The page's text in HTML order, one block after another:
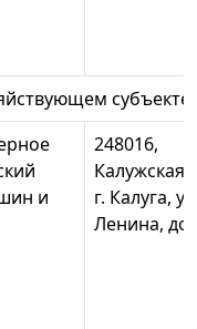
субъекте:
и
248016,
Калужская
г. Калуга,
Ленина,